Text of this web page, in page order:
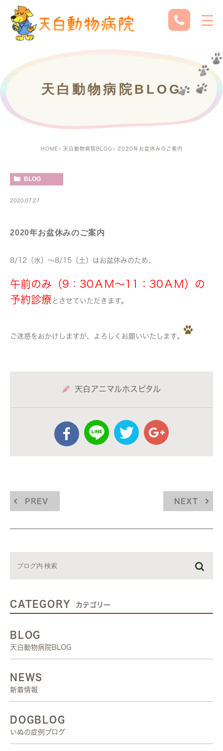
天白動物病院BLOG
HOME 天白動物病院BLOG 2020年お盆休みのご案内
BLOG
2020.07.27
2020年お盆休みのご案内
8/12（水）～8/15（土）はお盆休みのため、
午前のみ（9：30ＡＭ～11：30ＡＭ）の
予約診療 とさせていただきます。
ご迷惑をおかけしますが、よろしくお願いいたします。
天白アニマルホスピタル
PREV NEXT
CATEGORY カテゴリー
BLOG
天白動物病院BLOG
NEWS
新着情報
DOGBLOG
いぬの症例ブログ